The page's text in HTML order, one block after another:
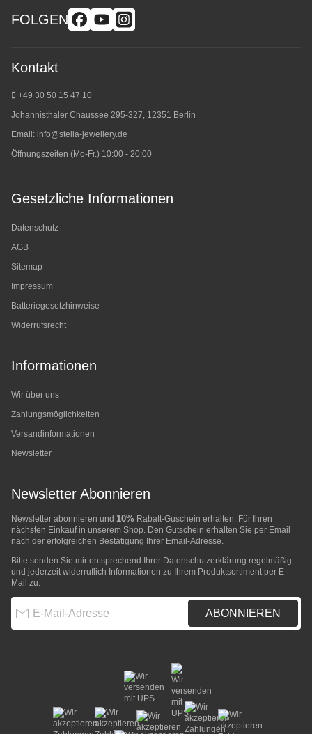
FOLGEN
Kontakt
+49 30 50 15 47 10
Johannisthaler Chaussee 295-327, 12351 Berlin
Email: info@stella-jewellery.de
Öffnungszeiten (Mo-Fr.) 10:00 - 20:00
Gesetzliche Informationen
Datenschutz
AGB
Sitemap
Impressum
Batteriegesetzhinweise
Widerrufsrecht
Informationen
Wir über uns
Zahlungsmöglichkeiten
Versandinformationen
Newsletter
Newsletter Abonnieren
Newsletter abonnieren und 10% Rabatt-Guschein erhalten. Für Ihren
nächsten Einkauf in unserem Shop. Den Gutschein erhalten Sie per Email
nach der erfolgreichen Bestätigung Ihrer Email-Adresse.
Bitte senden Sie mir entsprechend Ihrer Datenschutzerklärung regelmäßig
und jederzeit widerruflich Informationen zu Ihrem Produktsortiment per E-
Mail zu.
ABONNIEREN